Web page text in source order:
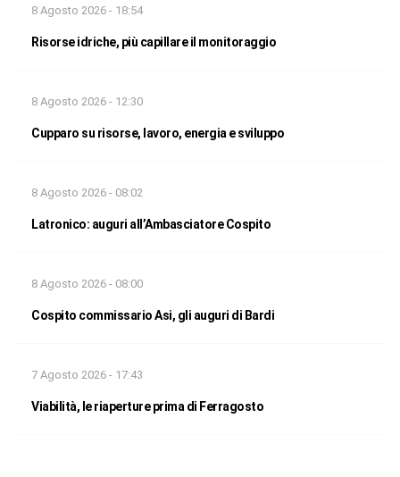
8 Agosto 2026 - 18:54
Risorse idriche, più capillare il monitoraggio
8 Agosto 2026 - 12:30
Cupparo su risorse, lavoro, energia e sviluppo
8 Agosto 2026 - 08:02
Latronico: auguri all’Ambasciatore Cospito
8 Agosto 2026 - 08:00
Cospito commissario Asi, gli auguri di Bardi
7 Agosto 2026 - 17:43
Viabilità, le riaperture prima di Ferragosto